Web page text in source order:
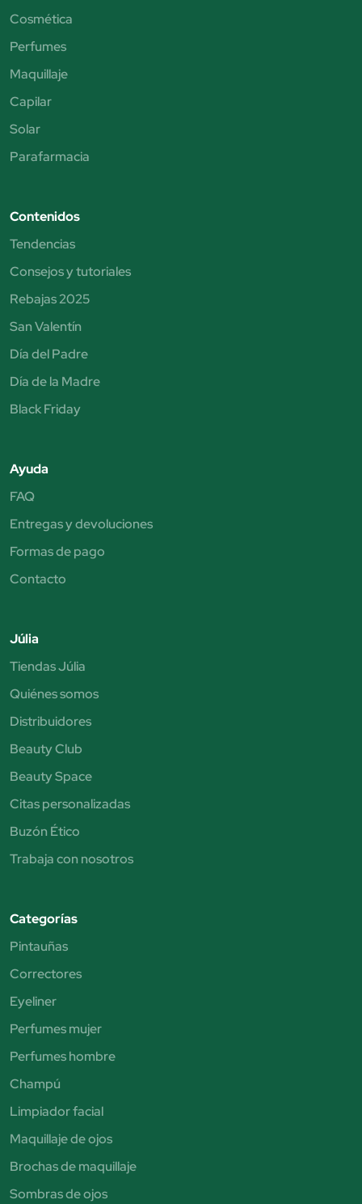
Cosmética
Perfumes
Maquillaje
Capilar
Solar
Parafarmacia
Contenidos
Tendencias
Consejos y tutoriales
Rebajas 2025
San Valentín
Día del Padre
Día de la Madre
Black Friday
Ayuda
FAQ
Entregas y devoluciones
Formas de pago
Contacto
Júlia
Tiendas Júlia
Quiénes somos
Distribuidores
Beauty Club
Beauty Space
Citas personalizadas
Buzón Ético
Trabaja con nosotros
Categorías
Pintauñas
Correctores
Eyeliner
Perfumes mujer
Perfumes hombre
Champú
Limpiador facial
Maquillaje de ojos
Brochas de maquillaje
Sombras de ojos